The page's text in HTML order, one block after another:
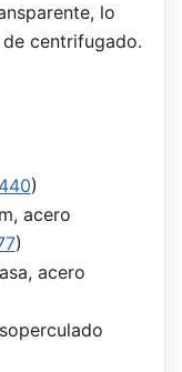
lo
centrifugado.
)
acero
)
acero